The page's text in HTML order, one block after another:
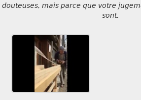
douteuses, mais parce que votre
sont.